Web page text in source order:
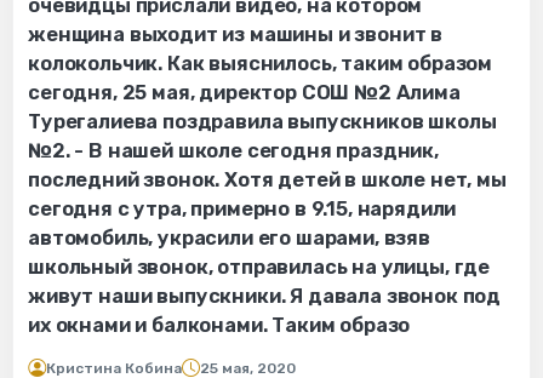
очевидцы прислали видео, на котором
женщина выходит из машины и звонит в
колокольчик. Как выяснилось, таким образом
сегодня, 25 мая, директор СОШ №2 Алима
Турегалиева поздравила выпускников школы
№2. - В нашей школе сегодня праздник,
последний звонок. Хотя детей в школе нет, мы
сегодня с утра, примерно в 9.15, нарядили
автомобиль, украсили его шарами, взяв
школьный звонок, отправилась на улицы, где
живут наши выпускники. Я давала звонок под
их окнами и балконами. Таким образо
Кристина Кобина 25 мая, 2020